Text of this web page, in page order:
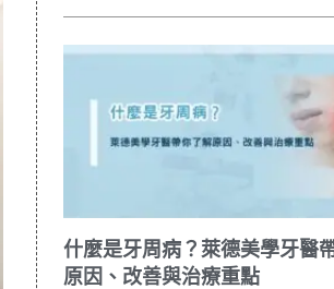
什麼是牙周病？萊德美學牙醫
原因、改善與治療重點